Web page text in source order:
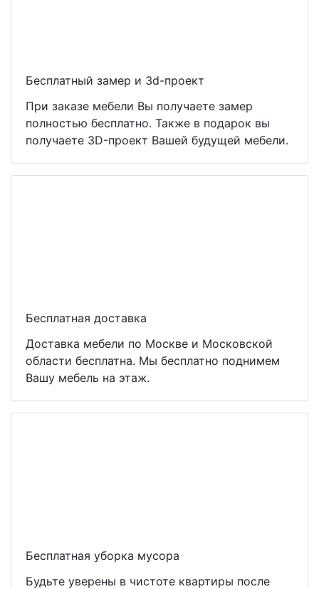
Бесплатный замер и 3d-проект
При заказе мебели Вы получаете замер
полностью бесплатно. Также в подарок вы
получаете 3D-проект Вашей будущей мебели.
Бесплатная доставка
Доставка мебели по Москве и Московской
области бесплатна. Мы бесплатно поднимем
Вашу мебель на этаж.
Бесплатная уборка мусора
Будьте уверены в чистоте квартиры после